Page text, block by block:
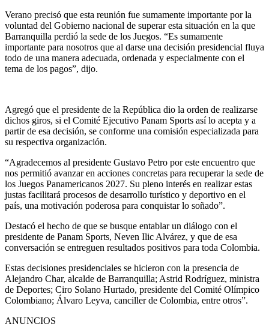
Verano precisó que esta reunión fue sumamente importante por la
voluntad del Gobierno nacional de superar esta situación en la que
Barranquilla perdió la sede de los Juegos. “Es sumamente
importante para nosotros que al darse una decisión presidencial fluya
todo de una manera adecuada, ordenada y especialmente con el
tema de los pagos”, dijo.
Agregó que el presidente de la República dio la orden de realizarse
dichos giros, si el Comité Ejecutivo Panam Sports así lo acepta y a
partir de esa decisión, se conforme una comisión especializada para
su respectiva organización.
“Agradecemos al presidente Gustavo Petro por este encuentro que
nos permitió avanzar en acciones concretas para recuperar la sede de
los Juegos Panamericanos 2027. Su pleno interés en realizar estas
justas facilitará procesos de desarrollo turístico y deportivo en el
país, una motivación poderosa para conquistar lo soñado”.
Destacó el hecho de que se busque entablar un diálogo con el
presidente de Panam Sports, Neven Ilic Alvárez, y que de esa
conversación se entreguen resultados positivos para toda Colombia.
Estas decisiones presidenciales se hicieron con la presencia de
Alejandro Char, alcalde de Barranquilla; Astrid Rodríguez, ministra
de Deportes; Ciro Solano Hurtado, presidente del Comité Olímpico
Colombiano; Álvaro Leyva, canciller de Colombia, entre otros”.
ANUNCIOS